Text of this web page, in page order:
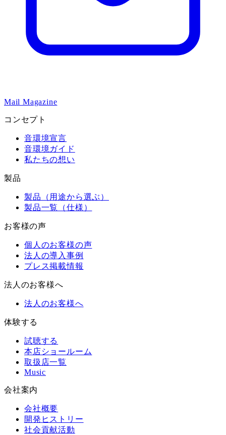
Mail Magazine
コンセプト
音環境宣言
音環境ガイド
私たちの想い
製品
製品（用途から選ぶ）
製品一覧（仕様）
お客様の声
個人のお客様の声
法人の導入事例
プレス掲載情報
法人のお客様へ
法人のお客様へ
体験する
試聴する
本店ショールーム
取扱店一覧
Music
会社案内
会社概要
開発ヒストリー
社会貢献活動